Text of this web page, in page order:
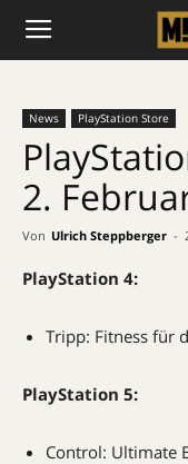
News PlayStation Store
2.
Von Ulrich Steppberger -
PlayStation 4:
Tripp: Fitness für
PlayStation 5:
Control: Ultimate